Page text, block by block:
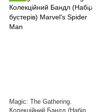
Magic: The Gathering.
Колекційний Бандл (Набір